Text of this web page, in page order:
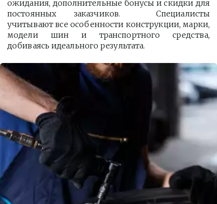
ожидания, дополнительные бонусы и скидки для
постоянных заказчиков. Специалисты
учитывают все особенности конструкции, марки,
модели шин и транспортного средства,
добиваясь идеального результата.